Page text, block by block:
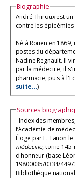
Biographie
André Thiroux est
contre les
Né à Rouen en
postes du
Nadine Regnault. Il
par la médecine, il
pharmacie, puis à
suite...)
Sources
- Index des
l’Académie de
Éloge par L. Tanon
médecine, tome 145-
d'honneur (base
19800035/0334/44972 - Base de données sémantique
Bibliothèque